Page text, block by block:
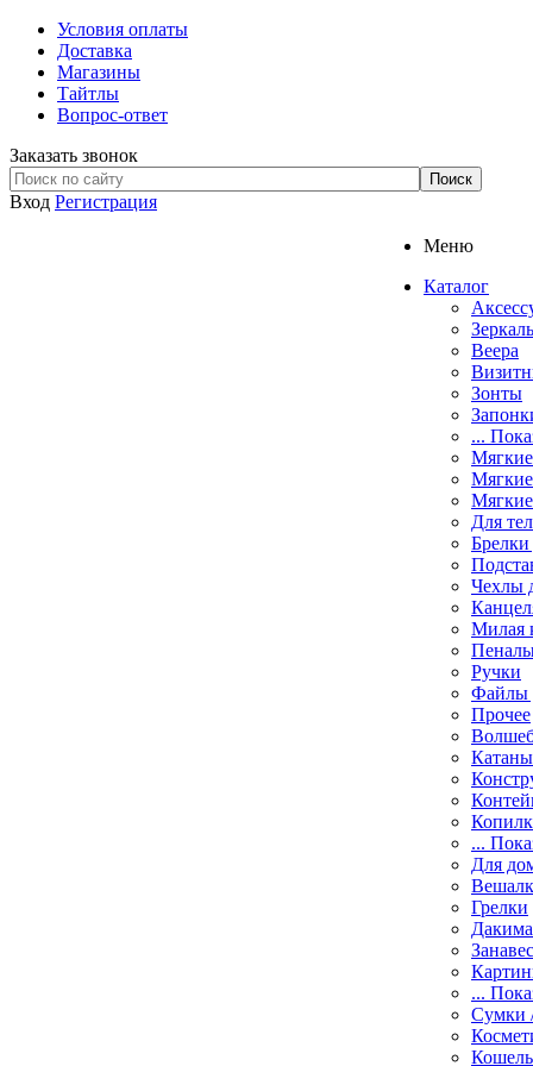
Условия оплаты
Доставка
Магазины
Тайтлы
Вопрос-ответ
Заказать звонок
Вход Регистрация
Меню
Каталог
Веера
Зонты
...
Для
Брелки
Чехлы
Милая
Ручки
Файлы
Прочее
...
Для
Грелки
...
Сумки